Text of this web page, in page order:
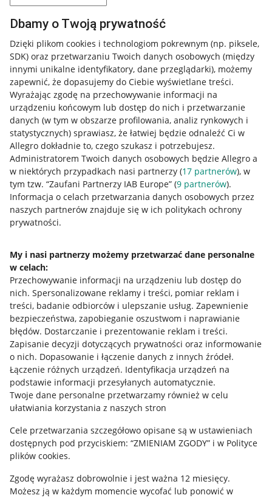
Dbamy o Twoją prywatność
Dzięki plikom cookies i technologiom pokrewnym (np. piksele,
SDK) oraz przetwarzaniu Twoich danych osobowych (między
innymi unikalne identyfikatory, dane przeglądarki), możemy
zapewnić, że dopasujemy do Ciebie wyświetlane treści.
Wyrażając zgodę na przechowywanie informacji na
urządzeniu końcowym lub dostęp do nich i przetwarzanie
danych (w tym w obszarze profilowania, analiz rynkowych i
statystycznych) sprawiasz, że łatwiej będzie odnaleźć Ci w
Allegro dokładnie to, czego szukasz i potrzebujesz.
Administratorem Twoich danych osobowych będzie Allegro a
w niektórych przypadkach nasi partnerzy (17 partnerów), w
tym tzw. “Zaufani Partnerzy IAB Europe” (9 partnerów).
Informacja o celach przetwarzania danych osobowych przez
naszych partnerów znajduje się w ich politykach ochrony
prywatności.
My i nasi partnerzy możemy przetwarzać dane personalne
w celach:
Przechowywanie informacji na urządzeniu lub dostęp do
nich. Spersonalizowane reklamy i treści, pomiar reklam i
treści, badanie odbiorców i ulepszanie usług. Zapewnienie
bezpieczeństwa, zapobieganie oszustwom i naprawianie
błędów. Dostarczanie i prezentowanie reklam i treści.
Zapisanie decyzji dotyczących prywatności oraz informowanie
o nich. Dopasowanie i łączenie danych z innych źródeł.
Łączenie różnych urządzeń. Identyfikacja urządzeń na
podstawie informacji przesyłanych automatycznie.
Twoje dane personalne przetwarzamy również w celu
ułatwiania korzystania z naszych stron
Cele przetwarzania szczegółowo opisane są w ustawieniach
dostępnych pod przyciskiem: “ZMIENIAM ZGODY” i w Polityce
plików cookies.
Zgodę wyrażasz dobrowolnie i jest ważna 12 miesięcy.
Możesz ją w każdym momencie wycofać lub ponowić w
Przydatne informacje
Napisz do nas
Allegro Gadane dla sprzedających
Allegro Gadane dla kupujących
Mapa miejscowości
Informacje prawne
Regulamin
Polityka plików "cookies"
Ustawienia plików "cookies"
Informacje dla Aktu o Usługach Cyfrowych
Pobierz aplikację
Korzystanie z serwisu oznacza akceptacjęregulaminu.